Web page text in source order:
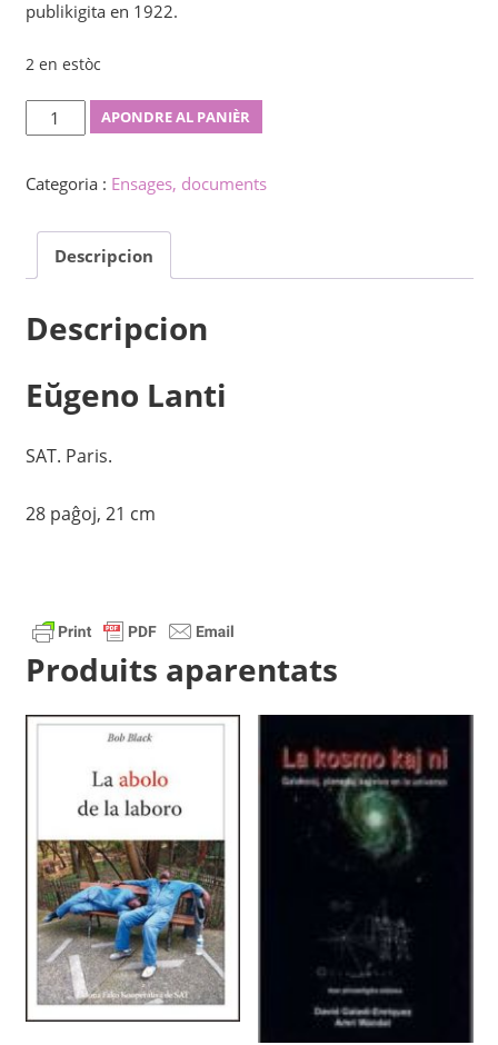
publikigita en 1922.
2 en estòc
la
quantity
APONDRE AL PANIÈR
Categoria : Ensages, documents
Descripcion
Descripcion
Eŭgeno Lanti
SAT. Paris.
28 paĝoj, 21 cm
Produits aparentats